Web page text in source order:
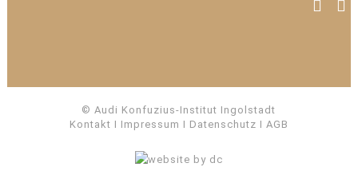
© Audi Konfuzius-Institut Ingolstadt
Kontakt I Impressum I Datenschutz I AGB